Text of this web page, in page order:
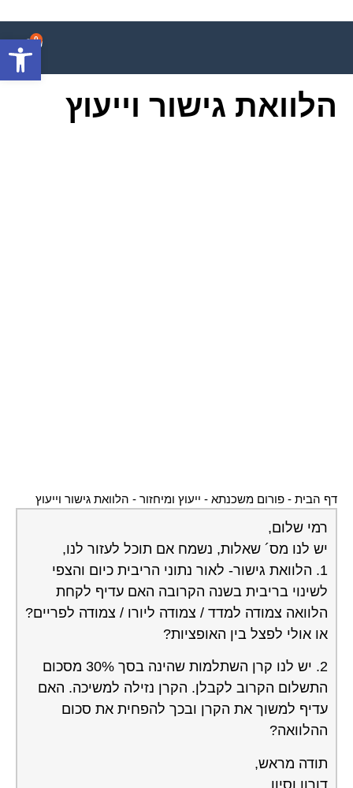
0
הלוואת גישור וייעוץ
דף הבית - פורום משכנתא - ייעוץ ומיחזור - הלוואת גישור וייעוץ
רמי שלום,
יש לנו מס´ שאלות, נשמח אם תוכל לעזור לנו,
1. הלוואת גישור- לאור נתוני הריבית כיום והצפי
לשינוי בריבית בשנה הקרובה האם עדיף לקחת
הלוואה צמודה למדד / צמודה ליורו / צמודה לפריים?
או אולי לפצל בין האופציות?
2. יש לנו קרן השתלמות שהינה בסך 30% מסכום
התשלום הקרוב לקבלן. הקרן נזילה למשיכה. האם
עדיף למשוך את הקרן ובכך להפחית את סכום
ההלוואה?
תודה מראש,
דורון וסיון
פתח